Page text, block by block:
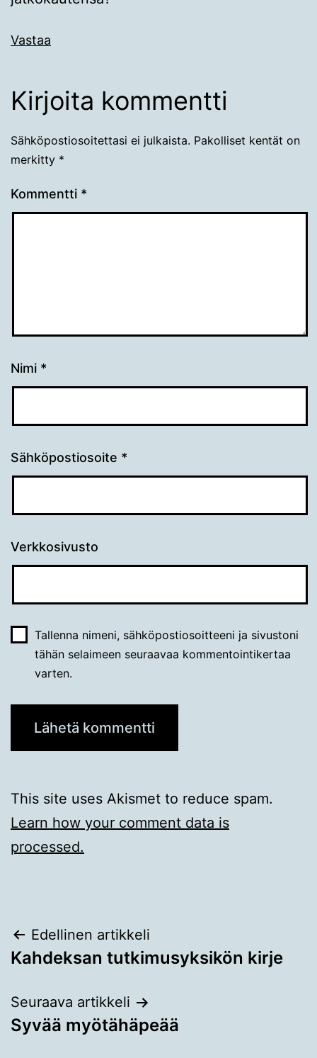
Vastaa
Kirjoita kommentti
Sähköpostiosoitettasi ei julkaista. Pakolliset kentät on
merkitty *
Kommentti *
Nimi *
Sähköpostiosoite *
Verkkosivusto
Tallenna nimeni, sähköpostiosoitteeni ja sivustoni
tähän selaimeen seuraavaa kommentointikertaa
varten.
This site uses Akismet to reduce spam.
Learn how your comment data is
processed.
Artikkelien
selaus
Edellinen artikkeli
Kahdeksan tutkimusyksikön kirje
Seuraava artikkeli
Syvää myötähäpeää